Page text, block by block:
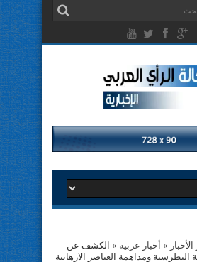
الأخبار » أخبار عربية » الكشف عن
ومداهمة العناصر الارهابية